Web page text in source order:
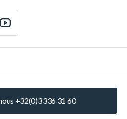
+32(0)3 336 31 60